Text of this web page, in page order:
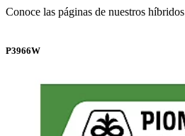
Conoce las páginas de nuestros híbridos
P3966W